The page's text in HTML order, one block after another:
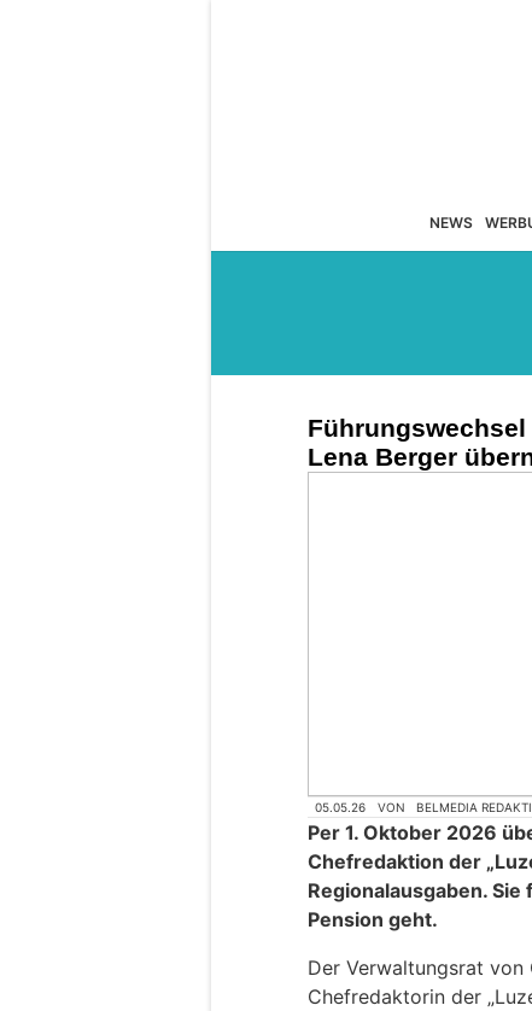
NEWS
Lena Berger
05.05.26 VON BELMEDIA
Per 1. Oktober 2026
Chefredaktion der
Regionalausgaben.
Pension geht.
Der Verwaltungsrat von
Chefredaktorin der